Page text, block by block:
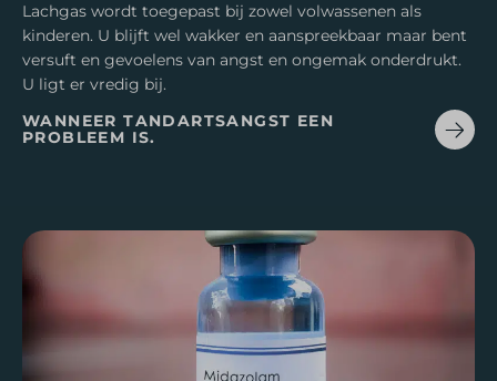
Lachgas wordt toegepast bij zowel volwassenen als
kinderen. U blijft wel wakker en aanspreekbaar maar bent
versuft en gevoelens van angst en ongemak onderdrukt.
U ligt er vredig bij.
WANNEER TANDARTSANGST EEN
PROBLEEM IS.